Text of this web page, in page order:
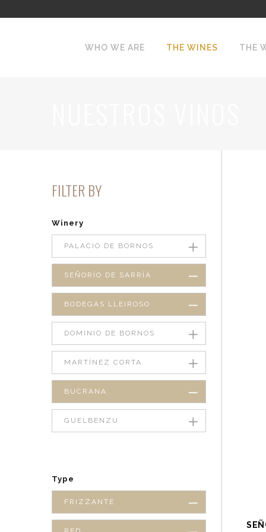
WHO WE ARE THE WINES THE
FILTER BY
Winery
PALACIO DE BORNOS
SEÑORÍO DE SARRÍA
BODEGAS LLEIROSO
DOMINIO DE BORNOS
MARTÍNEZ CORTA
BUCRANA
GUELBENZU
Type
FRIZZANTE